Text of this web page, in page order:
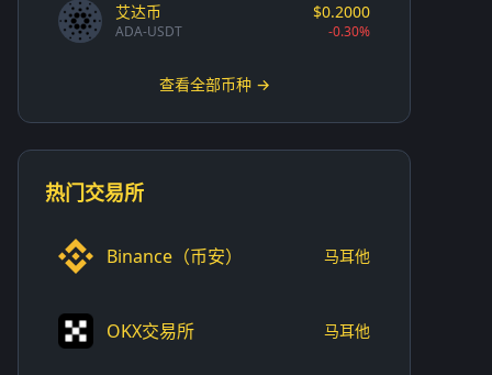
艾达币
ADA-USDT
$0.2000
-0.30%
查看全部币种 →
热门交易所
Binance（币安） 马耳他
OKX交易所 马耳他